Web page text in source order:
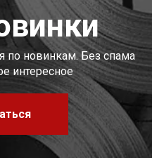
по новинкам. Без спама
интересное